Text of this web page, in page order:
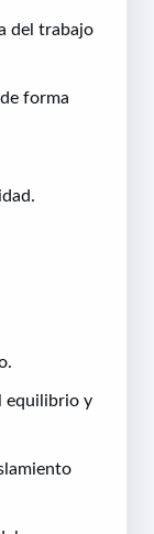
del trabajo
forma
equilibrio y